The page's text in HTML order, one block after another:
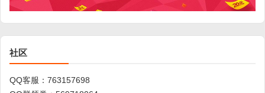
社区
QQ客服： 763157698